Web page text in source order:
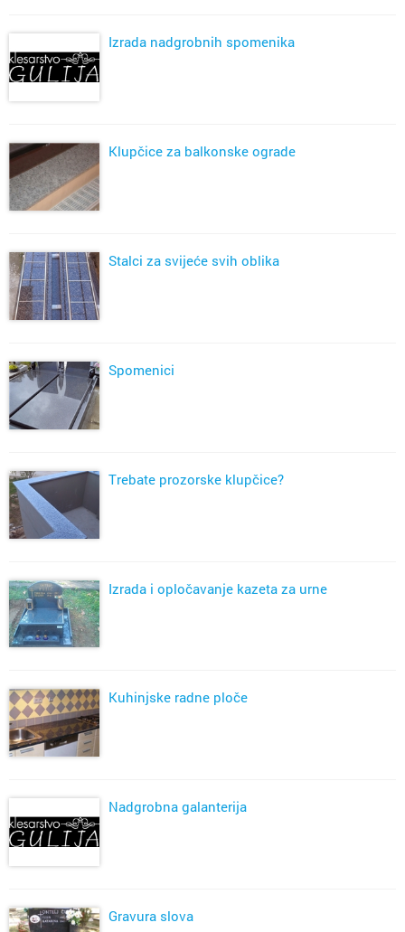
Izrada nadgrobnih spomenika
Klupčice za balkonske ograde
Stalci za svijeće svih oblika
Spomenici
Trebate prozorske klupčice?
Izrada i opločavanje kazeta za urne
Kuhinjske radne ploče
Nadgrobna galanterija
Gravura slova